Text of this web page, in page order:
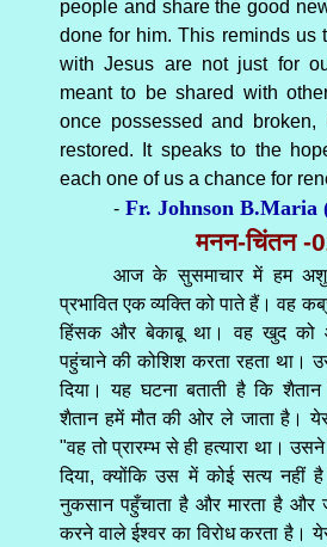
people and share the good
done for him. This reminds us
with Jesus are not just for
meant to be shared with
once possessed and
restored. It speaks to the
each one of us a chance for
-Fr. Johnson B.Maria
मनन-चिंतन -
आज के सुसमाचार में हम
प्रभावित एक व्यक्ति को पाते हैं। वह
हिंसक और बेकाबू था। वह खुद को
पहुंचाने की कोशिश करता रहता था।
दिया। यह घटना बताती है कि शैतान
शैतान हमें मौत की ओर ले जाता है।
"वह तो प्रारम्भ से ही हत्यारा था।
दिया, क्योंकि उस में कोई सत्य नहीं
नुकसान पहुँचाता है और मारता है और
करने वाले ईश्वर का विरोध करता है।